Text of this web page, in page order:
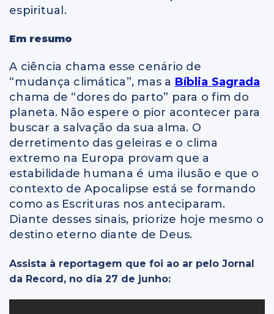
espiritual.
Em resumo
A ciência chama esse cenário de
“mudança climática”, mas a Bíblia Sagrada
chama de “dores do parto” para o fim do
planeta. Não espere o pior acontecer para
buscar a salvação da sua alma. O
derretimento das geleiras e o clima
extremo na Europa provam que a
estabilidade humana é uma ilusão e que o
contexto de Apocalipse está se formando
como as Escrituras nos anteciparam.
Diante desses sinais, priorize hoje mesmo o
destino eterno diante de Deus.
Assista à reportagem que foi ao ar pelo Jornal
da Record, no dia 27 de junho: